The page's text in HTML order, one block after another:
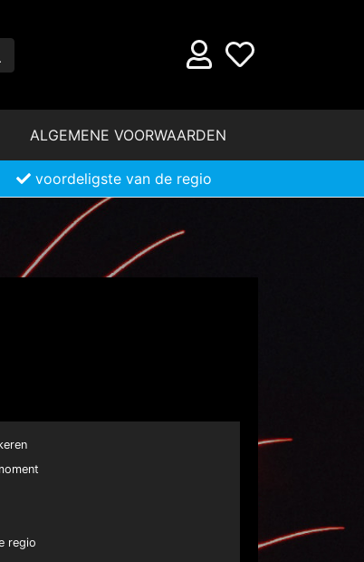
ALGEMENE VOORWAARDEN
voordeligste van de regio
regio